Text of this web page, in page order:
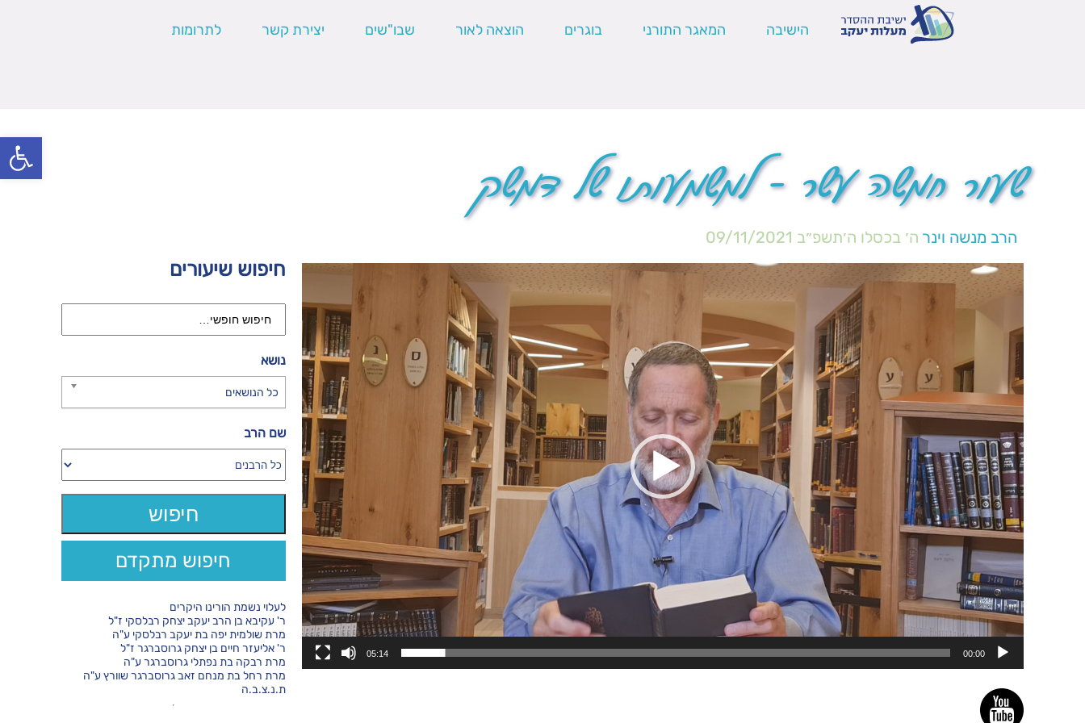
פתח
הישיבה המאגר התורני בוגרים הוצאה לאור שבו"שים יצירת קשר לתרומות
שעור חמשה עשר – למשמעותו של דמשק
הרב מנשה וינר ה׳ בכסלו ה׳תשפ״ב 09/11/2021
נגן
וידאו
00:00
05:14
חיפוש שיעורים
נושא
כל הנושאים
שם הרב
חיפוש מתקדם
לעלוי נשמת הורינו היקרים
ר' עקיבא בן הרב יעקב יצחק רבלסקי ז"ל
מרת שולמית יפה בת יעקב רבלסקי ע"ה
ר' אליעזר חיים בן יצחק גרוסברגר ז"ל
מרת רבקה בת נפתלי גרוסברגר ע"ה
מרת רחל בת מנחם זאב גרוסברגר שוורץ ע"ה
ת.נ.צ.ב.ה